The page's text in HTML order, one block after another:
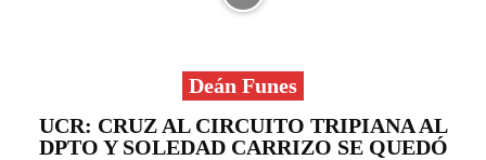
Deán Funes
UCR: CRUZ AL CIRCUITO TRIPIANA AL
DPTO Y SOLEDAD CARRIZO SE QUEDÓ